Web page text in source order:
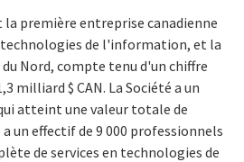
la première entreprise canadienne
technologies de l'information, et la
Nord, compte tenu d'un chiffre
milliard $ CAN. La Société a un
atteint une valeur totale de
a un effectif de 9 000 professionnels
de services en technologies de